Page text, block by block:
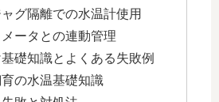
グ隔離での水温計使用
ータとの連動管理
礎知識とよくある失敗例
育の水温基礎知識